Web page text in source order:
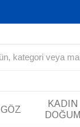
GÖZ
KADIN
DOĞUM